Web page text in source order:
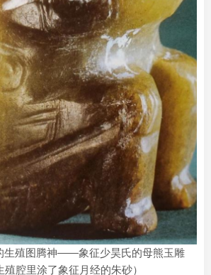
生殖图腾神——象征少昊氏的母熊玉雕
殖腔里涂了象征月经的朱砂）